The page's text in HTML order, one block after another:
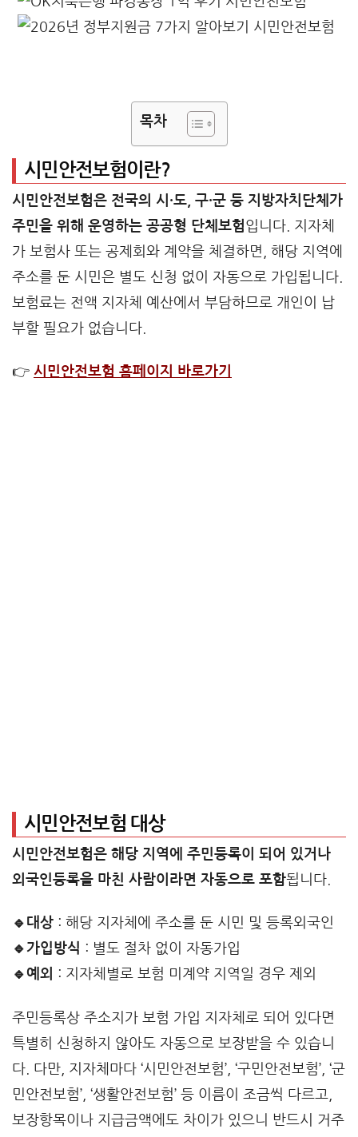
목차
시민안전보험이란?
시민안전보험은 전국의 시·도, 구·군 등 지방자치단체가
주민을 위해 운영하는 공공형 단체보험입니다. 지자체
가 보험사 또는 공제회와 계약을 체결하면, 해당 지역에
주소를 둔 시민은 별도 신청 없이 자동으로 가입됩니다.
보험료는 전액 지자체 예산에서 부담하므로 개인이 납
부할 필요가 없습니다.
👉 시민안전보험 홈페이지 바로가기
시민안전보험 대상
시민안전보험은 해당 지역에 주민등록이 되어 있거나
외국인등록을 마친 사람이라면 자동으로 포함됩니다.
🔹대상 : 해당 지자체에 주소를 둔 시민 및 등록외국인
🔹가입방식 : 별도 절차 없이 자동가입
🔹예외
: 지자체별로 보험 미계약 지역일 경우 제외
주민등록상 주소지가 보험 가입 지자체로 되어 있다면
특별히 신청하지 않아도 자동으로 보장받을 수 있습니
다. 다만, 지자체마다 ‘시민안전보험’, ‘구민안전보험’, ‘군
민안전보험’, ‘생활안전보험’ 등 이름이 조금씩 다르고,
보장항목이나 지급금액에도 차이가 있으니 반드시 거주